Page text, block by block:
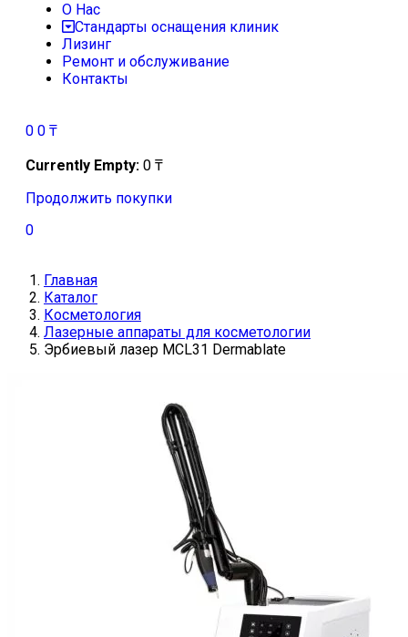
О Нас
Стандарты оснащения клиник
Лизинг
Ремонт и обслуживание
Контакты
0 0 ₸
Currently Empty: 0 ₸
Продолжить покупки
0
Главная
Каталог
Косметология
Лазерные аппараты для косметологии
Эрбиевый лазер MCL31 Dermablate